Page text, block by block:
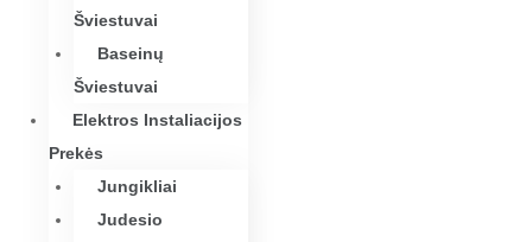
Šviestuvai
Baseinų
Šviestuvai
Elektros Instaliacijos
Prekės
Jungikliai
Judesio